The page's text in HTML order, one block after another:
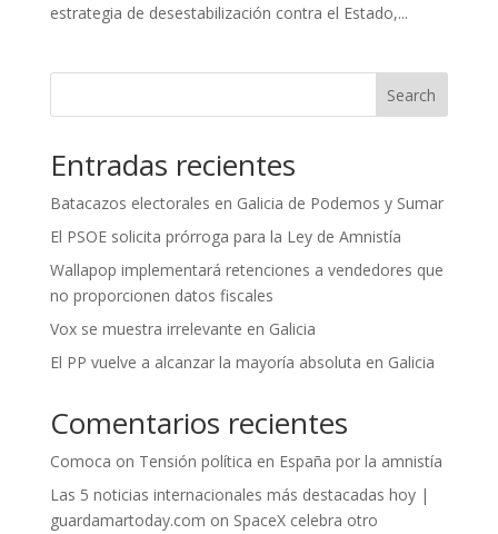
estrategia de desestabilización contra el Estado,...
Search
Entradas recientes
Batacazos electorales en Galicia de Podemos y Sumar
El PSOE solicita prórroga para la Ley de Amnistía
Wallapop implementará retenciones a vendedores que
no proporcionen datos fiscales
Vox se muestra irrelevante en Galicia
El PP vuelve a alcanzar la mayoría absoluta en Galicia
Comentarios recientes
Comoca on Tensión política en España por la amnistía
Las 5 noticias internacionales más destacadas hoy |
guardamartoday.com on SpaceX celebra otro